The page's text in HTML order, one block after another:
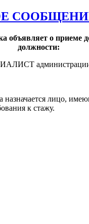
объявляет о приеме
должности:
администрации
назначается лицо,
к стажу.